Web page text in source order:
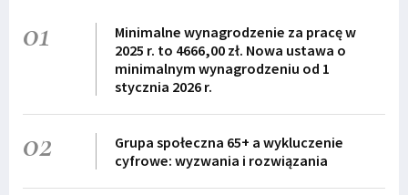
01
Minimalne wynagrodzenie za pracę w
2025 r. to 4666,00 zł. Nowa ustawa o
minimalnym wynagrodzeniu od 1
stycznia 2026 r.
02
Grupa społeczna 65+ a wykluczenie
cyfrowe: wyzwania i rozwiązania